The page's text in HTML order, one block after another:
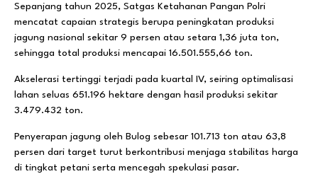
Sepanjang tahun 2025, Satgas Ketahanan Pangan Polri
mencatat capaian strategis berupa peningkatan produksi
jagung nasional sekitar 9 persen atau setara 1,36 juta ton,
sehingga total produksi mencapai 16.501.555,66 ton.
Akselerasi tertinggi terjadi pada kuartal IV, seiring optimalisasi
lahan seluas 651.196 hektare dengan hasil produksi sekitar
3.479.432 ton.
Penyerapan jagung oleh Bulog sebesar 101.713 ton atau 63,8
persen dari target turut berkontribusi menjaga stabilitas harga
di tingkat petani serta mencegah spekulasi pasar.